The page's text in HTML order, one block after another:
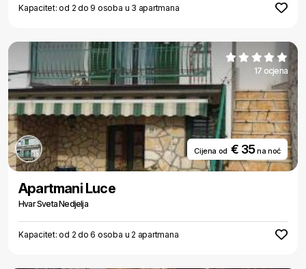
Kapacitet: od 2 do 9 osoba u 3 apartmana
17 ocjena
Cijena od € 35na noć
Apartmani Luce
Hvar Sveta Nedjelja
Kapacitet: od 2 do 6 osoba u 2 apartmana